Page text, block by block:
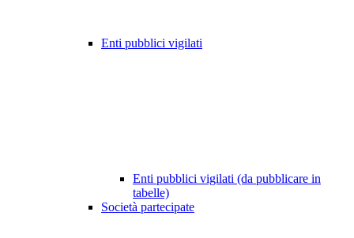
Enti pubblici vigilati
Enti pubblici vigilati (da pubblicare in
tabelle)
Società partecipate